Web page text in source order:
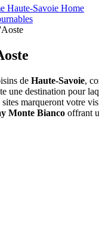
Home
de Haute-Savoie,
une destination pour
marqueront votre
Monte Bianco offrant